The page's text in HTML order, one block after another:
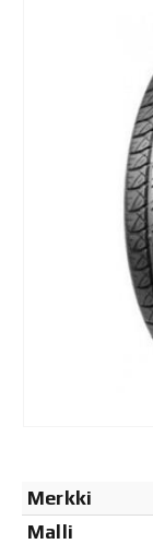
Merkki
Malli